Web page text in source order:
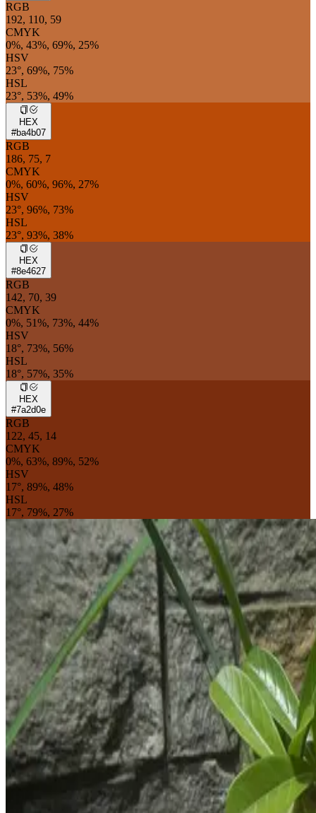
RGB
192, 110, 59
CMYK
0%, 43%, 69%, 25%
HSV
23°, 69%, 75%
HSL
23°, 53%, 49%
HEX
#ba4b07
RGB
186, 75, 7
CMYK
0%, 60%, 96%, 27%
HSV
23°, 96%, 73%
HSL
23°, 93%, 38%
HEX
#8e4627
RGB
142, 70, 39
CMYK
0%, 51%, 73%, 44%
HSV
18°, 73%, 56%
HSL
18°, 57%, 35%
HEX
#7a2d0e
RGB
122, 45, 14
CMYK
0%, 63%, 89%, 52%
HSV
17°, 89%, 48%
HSL
17°, 79%, 27%